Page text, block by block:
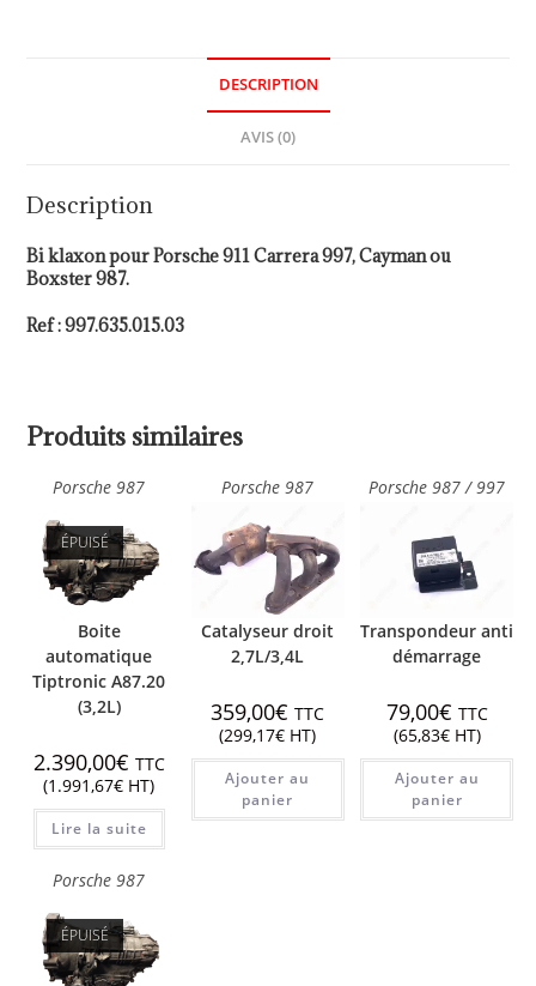
DESCRIPTION
AVIS (0)
Description
Bi klaxon pour Porsche 911 Carrera 997, Cayman ou
Boxster 987.
Ref : 997.635.015.03
Produits similaires
Porsche 987
ÉPUISÉ
Boite
automatique
Tiptronic A87.20
(3,2L)
2.390,00€ TTC
(1.991,67€ HT)
Lire la suite
Porsche 987
Catalyseur droit
2,7L/3,4L
359,00€ TTC
(299,17€ HT)
Ajouter au
panier
Porsche 987 / 997
Transpondeur anti
démarrage
79,00€ TTC
(65,83€HT)
Ajouter au
panier
Porsche 987
ÉPUISÉ